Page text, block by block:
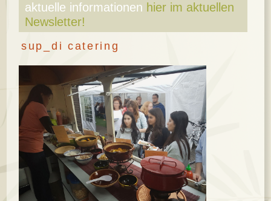
aktuelle informationen hier im aktuellen
Newsletter!
sup_di catering